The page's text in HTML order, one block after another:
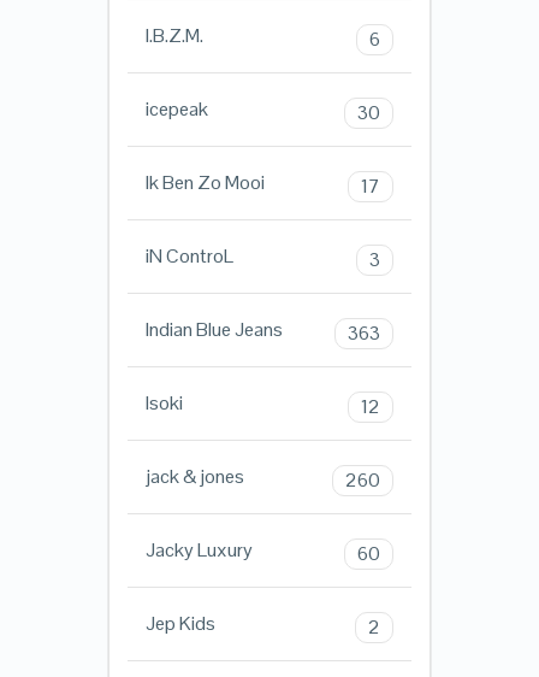
I.B.Z.M. 6
icepeak 30
Ik Ben Zo Mooi 17
iN ControL 3
Indian Blue Jeans 363
Isoki 12
jack & jones 260
Jacky Luxury 60
Jep Kids 2